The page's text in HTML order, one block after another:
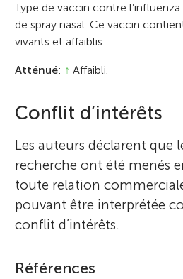
Type de vaccin contre
de spray nasal. Ce vaccin
vivants et affaiblis.
Atténué: ↑ Affaibli.
Conflit d’intérêts
Les auteurs déclarent que
recherche ont été menés
toute relation
pouvant être interprétée
conflit d’intérêts.
Références